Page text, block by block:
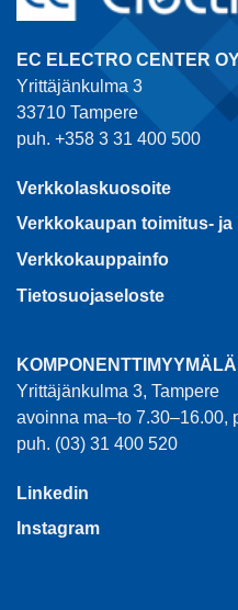
EC ELECTRO CENTER
Yrittäjänkulma 3
33710 Tampere
puh. +358 3 31 400 500
Verkkolaskuosoite
Verkkokaupan toimitus-
Verkkokauppainfo
Tietosuojaseloste
KOMPONENTTIMYYMÄLÄ
Yrittäjänkulma 3, Tampere
avoinna ma–to 7.30–16.00,
puh. (03) 31 400 520
Linkedin
Instagram